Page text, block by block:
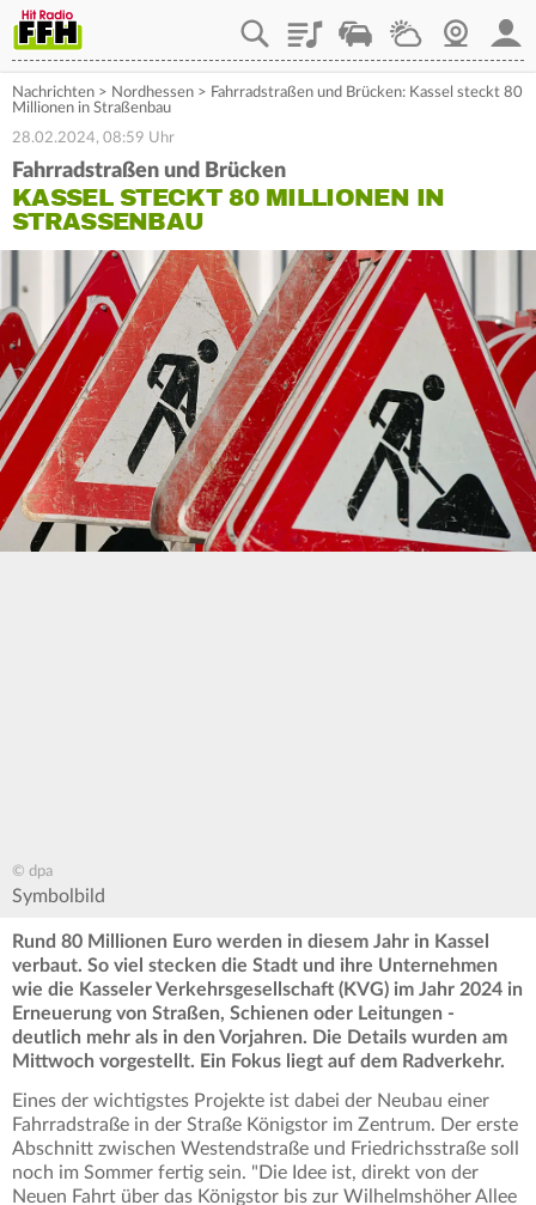
PlaylistStaupilotWetterWebcam
Nachrichten > Nordhessen > Fahrradstraßen und Brücken: Kassel steckt 80
Millionen in Straßenbau
28.02.2024, 08:59 Uhr
Fahrradstraßen und Brücken
KASSEL STECKT 80 MILLIONEN IN
STRASSENBAU
© dpa
Symbolbild
Rund 80 Millionen Euro werden in diesem Jahr in Kassel
verbaut. So viel stecken die Stadt und ihre Unternehmen
wie die Kasseler Verkehrsgesellschaft (KVG) im Jahr 2024 in
Erneuerung von Straßen, Schienen oder Leitungen -
deutlich mehr als in den Vorjahren. Die Details wurden am
Mittwoch vorgestellt. Ein Fokus liegt auf dem Radverkehr.
Eines der wichtigstes Projekte ist dabei der Neubau einer
Fahrradstraße in der Straße Königstor im Zentrum. Der erste
Abschnitt zwischen Westendstraße und Friedrichsstraße soll
noch im Sommer fertig sein. "Die Idee ist, direkt von der
Neuen Fahrt über das Königstor bis zur Wilhelmshöher Allee